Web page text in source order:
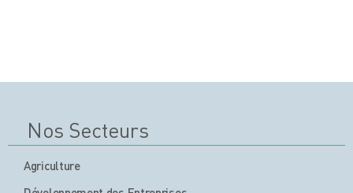
Nos Secteurs
Agriculture